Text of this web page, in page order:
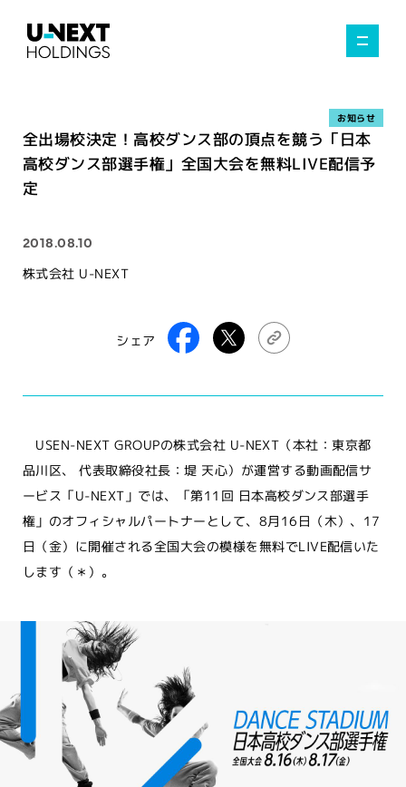
全出場校決定！高校ダンス部の頂点を競う「日本
高校ダンス部選手権」全国大会を無料LIVE配信予
定
お知らせ
2018.08.10
株式会社 U-NEXT
シェア
USEN-NEXT GROUPの株式会社 U-NEXT（本社：東京都
品川区、 代表取締役社長：堤 天心）が運営する動画配信サ
ービス「U-NEXT」では、「第11回 日本高校ダンス部選手
権」のオフィシャルパートナーとして、8月16日（木）、17
日（金）に開催される全国大会の模様を無料でLIVE配信いた
します（＊）。